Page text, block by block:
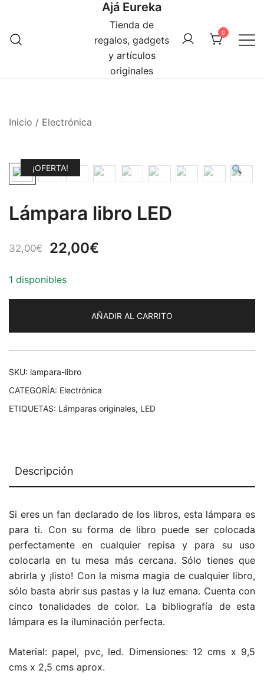
contenido
Ajá Eureka
Tienda de
regalos, gadgets
y artículos
originales
0
Inicio / Electrónica
¡OFERTA!
Lámpara libro LED
32,00€
El
original
22,00€
actual
es:
1 disponibles
AÑADIR AL CARRITO
SKU: lampara-libro
CATEGORÍA: Electrónica
ETIQUETAS: Lámparas originales, LED
Descripción
Si eres un fan declarado de los libros, esta lámpara es
para ti. Con su forma de libro puede ser colocada
perfectamente en cualquier repisa y para su uso
colocarla en tu mesa más cercana. Sólo tienes que
abrirla y ¡listo! Con la misma magia de cualquier libro,
sólo basta abrir sus pastas y la luz emana. Cuenta con
cinco tonalidades de color. La bibliografía de esta
lámpara es la iluminación perfecta.
Material: papel, pvc, led. Dimensiones: 12 cms x 9,5
cms x 2,5 cms aprox.